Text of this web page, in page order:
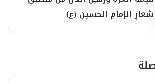
شعارِ الإمامِ الحسينِ (ع)